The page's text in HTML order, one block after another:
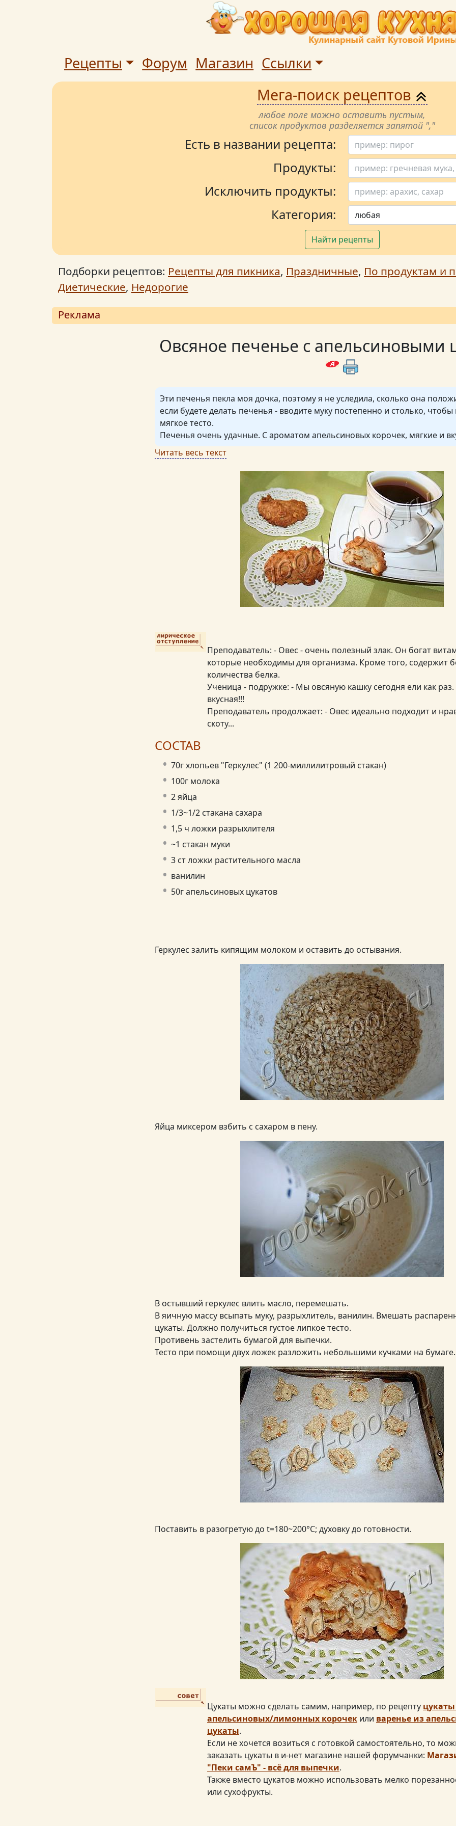
Рецепты Форум Магазин Ссылки
Мега-поиск рецептов
любое поле можно оставить пустым,
список продуктов разделяется запятой ","
Есть в названии рецепта:
Продукты:
Исключить продукты:
Категория:
Найти рецепты
Подборки рецептов: Рецепты для пикника, Праздничные, По продуктам и
Диетические, Недорогие
Реклама
Овсяное печенье с апельсиновыми
Эти печенья пекла моя дочка, поэтому я не уследила, сколько она
если будете делать печенья - вводите муку постепенно и столько,
мягкое тесто.
Печенья очень удачные. С ароматом апельсиновых корочек, мягкие и
Читать весь текст
Преподаватель: - Овес - очень полезный злак. Он богат
которые необходимы для организма. Кроме того, содержит
количества белка.
Ученица - подружке: - Мы овсяную кашку сегодня ели как раз.
вкусная!!!
Преподаватель продолжает: - Овес идеально подходит и
скоту...
СОСТАВ
70г хлопьев "Геркулес" (1 200-миллилитровый стакан)
100г молока
2 яйца
1/3~1/2 стакана сахара
1,5 ч ложки разрыхлителя
~1 стакан муки
3 ст ложки растительного масла
ванилин
50г апельсиновых цукатов
Геркулес залить кипящим молоком и оставить до остывания.
Яйца миксером взбить с сахаром в пену.
В остывший геркулес влить масло, перемешать.
В яичную массу всыпать муку, разрыхлитель, ванилин. Вмешать
цукаты. Должно получиться густое липкое тесто.
Противень застелить бумагой для выпечки.
Тесто при помощи двух ложек разложить небольшими кучками на бумаге.
Поставить в разогретую до t=180~200°C; духовку до готовности.
Цукаты можно сделать самим, например, по рецепту
апельсиновых/лимонных корочек или варенье из
цукаты.
Если не хочется возиться с готовкой самостоятельно, то
заказать цукаты в и-нет магазине нашей форумчанки:
"Пеки самЪ" - всё для выпечки.
Также вместо цукатов можно использовать мелко
или сухофрукты.